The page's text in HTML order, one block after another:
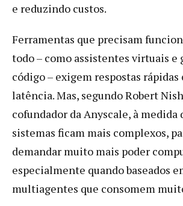
e reduzindo custos.
Ferramentas que precisam
todo – como assistentes virtuais e
código – exigem respostas rápidas
latência. Mas, segundo Robert
cofundador da Anyscale, à medida
sistemas ficam mais complexos,
demandar muito mais poder
especialmente quando baseados
multiagentes que consomem